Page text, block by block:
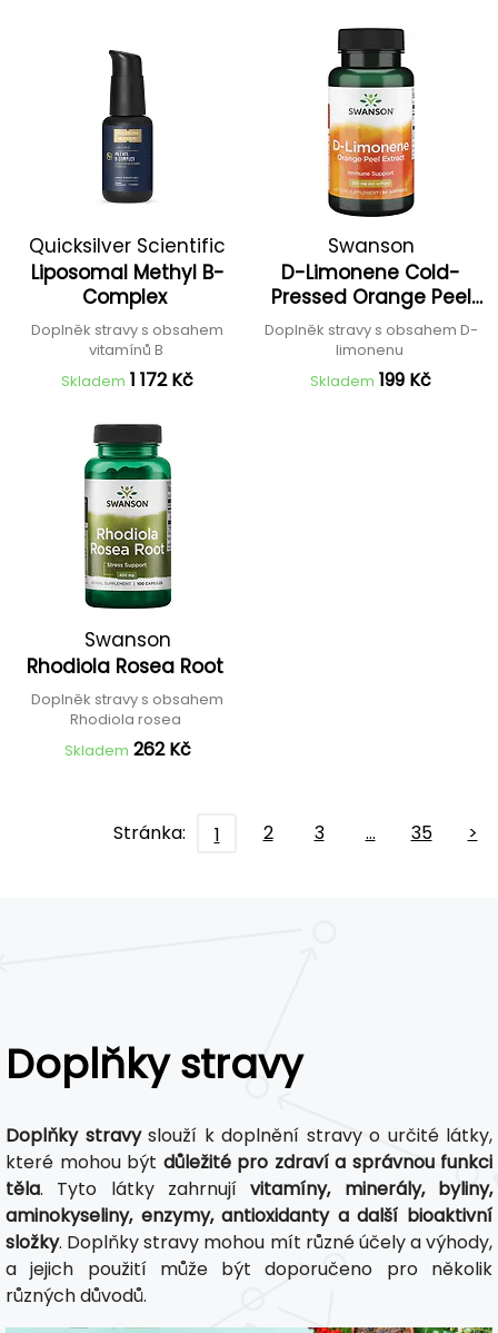
Quicksilver Scientific
Liposomal Methyl B-
Complex
Doplněk stravy s obsahem
vitamínů B
Skladem 1 172 Kč
Swanson
D-Limonene Cold-
Pressed Orange Peel
Extract
Doplněk stravy s obsahem D-
limonenu
Skladem 199 Kč
Swanson
Rhodiola Rosea Root
Doplněk stravy s obsahem
Rhodiola rosea
Skladem 262 Kč
Stránka: 1 2 3 … 35 >
Doplňky stravy
Doplňky stravyslouží k doplnění stravy o určité látky,
které mohou být důležité pro zdraví a správnou funkci
těla. Tyto látky zahrnujívitamíny, minerály, byliny,
aminokyseliny, enzymy, antioxidanty a další bioaktivní
složky. Doplňky stravy mohou mít různé účely a výhody,
a jejich použití může být doporučeno pro několik
různých důvodů.